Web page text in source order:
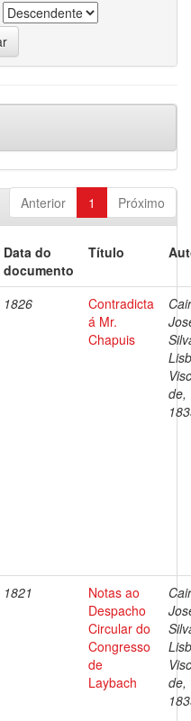
Anterior 1 Próximo
Data do
documento
Título
1826
Contradicta
á Mr.
Chapuis
de,
1821
Notas ao
Despacho
Circular do
Congresso
de
Laybach
de,